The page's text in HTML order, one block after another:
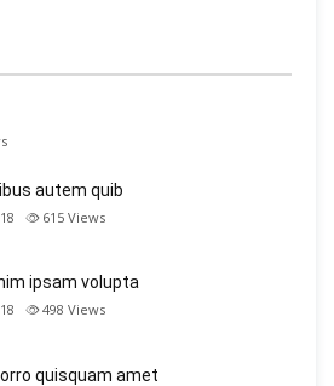
autem quib
615 Views
ipsam volupta
498 Views
quisquam amet